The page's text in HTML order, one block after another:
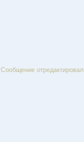
Сообщение отредактировал